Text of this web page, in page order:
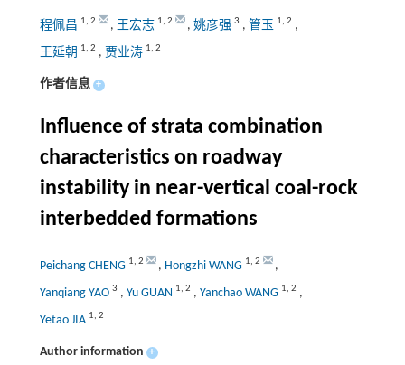
程佩昌 1, 2 , 王宏志 1, 2 , 姚彦强 3 , 管玉 1, 2 ,
王延朝 1, 2 , 贾业涛 1, 2
作者信息 +
Influence of strata combination
characteristics on roadway
instability in near-vertical coal-rock
interbedded formations
Peichang CHENG 1, 2 , Hongzhi WANG 1, 2
,
Yanqiang YAO 3 , Yu GUAN 1, 2 , Yanchao WANG 1, 2 ,
Yetao JIA 1, 2
Author information +